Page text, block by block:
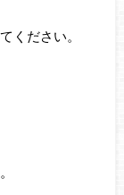
ください。